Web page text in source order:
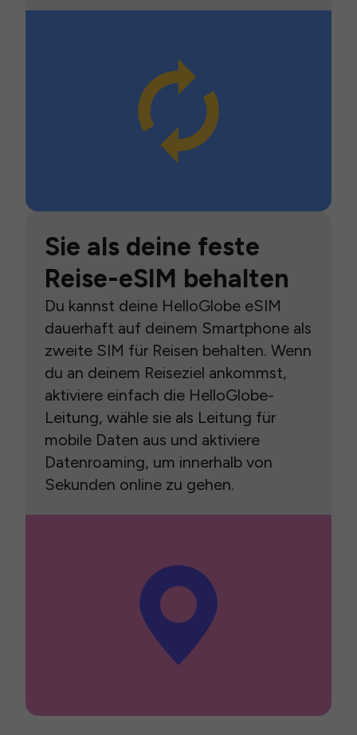
Sie als deine feste
Reise-eSIM behalten
Du kannst deine HelloGlobe eSIM
dauerhaft auf deinem Smartphone als
zweite SIM für Reisen behalten. Wenn
du an deinem Reiseziel ankommst,
aktiviere einfach die HelloGlobe-
Leitung, wähle sie als Leitung für
mobile Daten aus und aktiviere
Datenroaming, um innerhalb von
Sekunden online zu gehen.